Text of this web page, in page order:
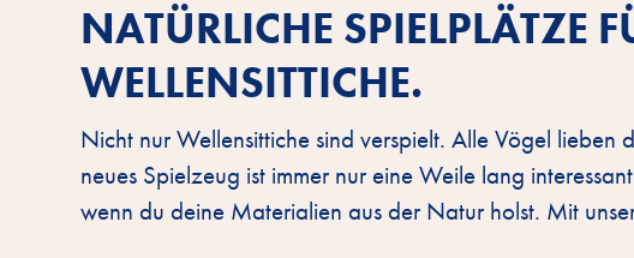
NATÜRLICHE SPIELPLÄTZE
WELLENSITTICHE.
Nicht nur Wellensittiche sind verspielt. Alle Vögel lieben
neues Spielzeug ist immer nur eine Weile lang
wenn du deine Materialien aus der Natur holst. Mit